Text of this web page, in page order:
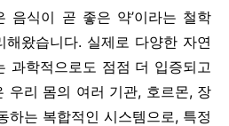
음식이 곧 좋은 약’이라는 철학
왔습니다. 실제로 다양한 자연
과학적으로도 점점 더 입증되고
우리 몸의 여러 기관, 호르몬, 장
하는 복합적인 시스템으로, 특정